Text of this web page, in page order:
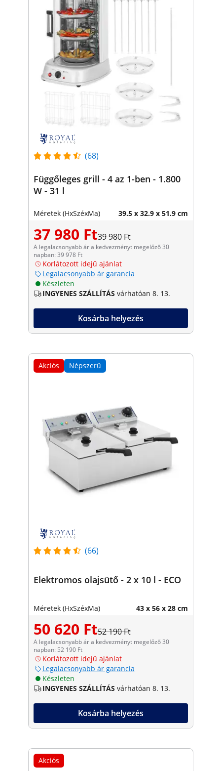
(68)
Függőleges grill - 4 az 1-ben - 1.800
W - 31 l
Méretek (HxSzéxMa) 39.5 x 32.9 x 51.9 cm
37 980 Ft39 980 Ft
A legalacsonyabb ár a kedvezményt megelőző 30
napban: 39 978 Ft
Korlátozott idejű ajánlat
Legalacsonyabb ár garancia
Készleten
INGYENES SZÁLLÍTÁS várhatóan 8. 13.
Kosárba helyezés
Akciós Népszerű
(66)
Elektromos olajsütő - 2 x 10 l - ECO
Méretek (HxSzéxMa) 43 x 56 x 28 cm
50 620 Ft52 190 Ft
A legalacsonyabb ár a kedvezményt megelőző 30
napban: 52 190 Ft
Korlátozott idejű ajánlat
Legalacsonyabb ár garancia
Készleten
INGYENES SZÁLLÍTÁS várhatóan 8. 13.
Kosárba helyezés
Akciós